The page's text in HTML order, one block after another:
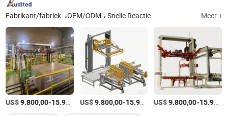
Fabrikant/fabriek OEM/ODM Snelle Reactie Meer +
US$9.800,00-15.900,00 /Stuk
US$9.800,00-15.900,00 /Stuk
US$9.800,00-15.900,00